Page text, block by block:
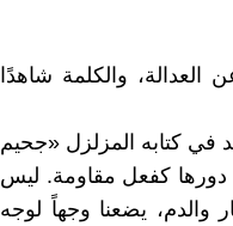
والكلمة شاهدًا
في كتابه المزلزل «جحيم
دورها كفعل مقاومة. ليس
يضعنا وجهاً لوجه